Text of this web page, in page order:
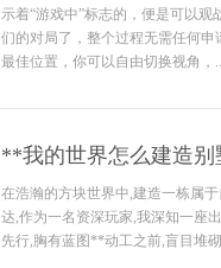
示着“游戏中”标志的，便是可以
们的对局了，整个过程无需任何
最佳位置，你可以自由切换视角，
**我的世界怎么建造
在浩瀚的方块世界中,建造一栋属
达,作为一名资深玩家,我深知一座
先行,胸有蓝图**动工之前,盲目堆